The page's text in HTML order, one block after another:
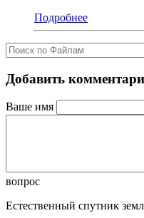
Подробнее
Добавить
Ваше имя
вопрос
Естественный спутник